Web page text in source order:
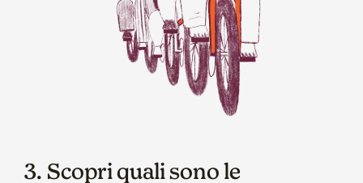
3. Scopri quali sono le